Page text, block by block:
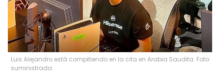
Luis Alejandro está compitiendo en la cita en Arabia Saudita. Foto
suministrada.